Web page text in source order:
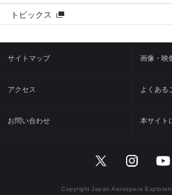
トピックス
サイトマップ 画像・映
アクセス よくある
お問い合わせ 本サイト
Copyright Japan Aerospace